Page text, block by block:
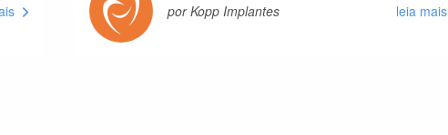
por Kopp Implantes leia mais